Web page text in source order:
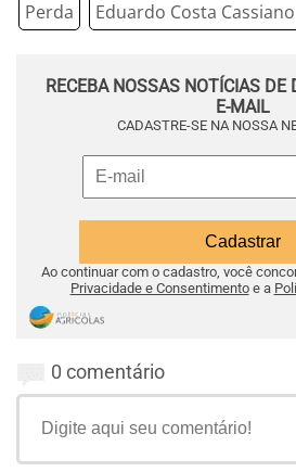
Perda
Eduardo Costa Cassiano
RECEBA NOSSAS NOTÍCIAS DE
E-MAIL
CADASTRE-SE NA NOSSA
Ao continuar com o cadastro, você
Privacidade e Consentimentoe a
0 comentário